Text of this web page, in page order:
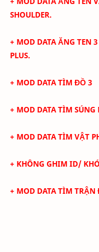
SHOULDER.
+ MOD DATA ĂNG TEN
PLUS.
+ MOD DATA TÌM ĐỒ 3
+ MOD DATA TÌM SÚNG
+ MOD DATA TÌM VẬT
+ KHÔNG GHIM ID/
+ MOD DATA TÌM